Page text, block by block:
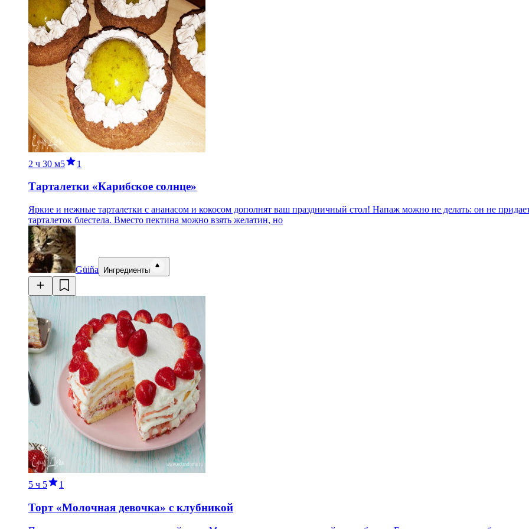
2 ч 30 м5 1
Тарталетки «Карибское солнце»
Яркие и нежные тарталетки с ананасом и кокосом дополнят ваш праздничный стол! Напаж можно не делать: он не
тарталеток блестела. Вместо пектина можно взять желатин, но
Güiña Ингредиенты
5 ч 5 1
Торт «Молочная девочка» с клубникой